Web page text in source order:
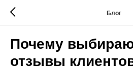
Блог
Почему
отзывы